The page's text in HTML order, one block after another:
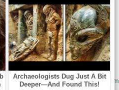
Детективы, триллеры
Для детей
Роман, проза
Приключения
Юмор, сатира
© 2010-2026Audiobook-mp3.com